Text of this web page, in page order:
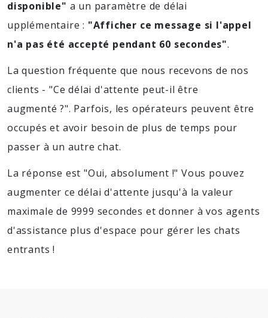
disponible" a un paramètre de délai
upplémentaire : "Afficher ce message si l'appel
n'a pas été accepté pendant 60 secondes".
La question fréquente que nous recevons de nos
clients - "Ce délai d'attente peut-il être
augmenté ?". Parfois, les opérateurs peuvent être
occupés et avoir besoin de plus de temps pour
passer à un autre chat.
La réponse est "Oui, absolument !" Vous pouvez
augmenter ce délai d'attente jusqu'à la valeur
maximale de 9999 secondes et donner à vos agents
d'assistance plus d'espace pour gérer les chats
entrants !